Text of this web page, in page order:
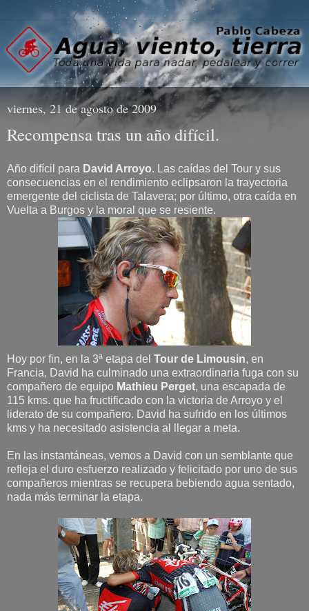
viernes, 21 de agosto de 2009
Recompensa tras un año difícil.
Año difícil para David Arroyo. Las caídas del Tour y sus
consecuencias en el rendimiento eclipsaron la trayectoria
emergente del ciclista de Talavera; por último, otra caída en
Vuelta a Burgos y la moral que se resiente.
Hoy por fin, en la 3ª etapa del Tour de Limousin, en
Francia, David ha culminado una extraordinaria fuga con su
compañero de equipo Mathieu Perget, una escapada de
115 kms. que ha fructificado con la victoria de Arroyo y el
liderato de su compañero. David ha sufrido en los últimos
kms y ha necesitado asistencia al llegar a meta.
En las instantáneas, vemos a David con un semblante que
refleja el duro esfuerzo realizado y felicitado por uno de sus
compañeros mientras se recupera bebiendo agua sentado,
nada más terminar la etapa.